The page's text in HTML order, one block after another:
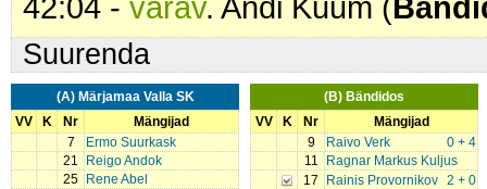
Suurenda
(A) Märjamaa Valla SK
VV
K Nr
Mängijad
7
Ermo Suurkask
21
Reigo Andok
25
Rene Abel
(B) Bändidos
VV
K Nr
Mängijad
9
0 + 4
Raivo Verk
11
Ragnar Markus Kuljus
17
2 + 0
Rainis Provornikov